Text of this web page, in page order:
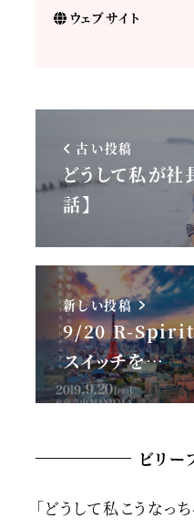
ウェブサイト
古い投稿
どうして私が社
話】
新しい投稿
9/20 R-Spirit
スイッチを…
ビリー
「どうして私こうなっ